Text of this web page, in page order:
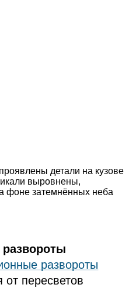
детали на кузове
выровнены,
фоне затемнённых неба
развороты
от пересветов